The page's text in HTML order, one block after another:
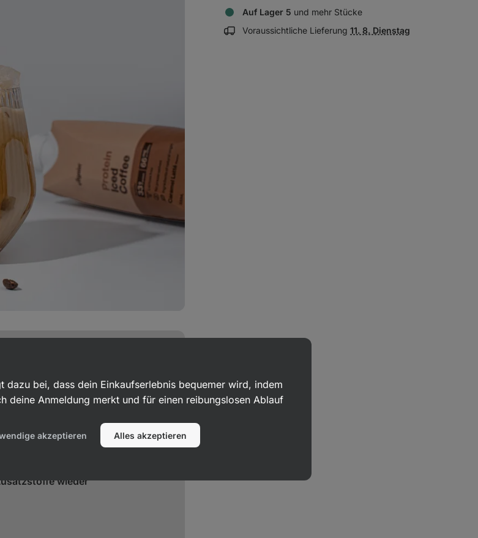
Auf Lager 5 und mehr Stücke
Voraussichtliche Lieferung Lieferinformationen
11. 8. Dienstag
Protein Milkshake,
wieder
dazu bei, dass dein Einkaufserlebnis bequemer wird, indem
deine Anmeldung merkt und für einen reibungslosen Ablauf
akzeptieren Alles akzeptieren